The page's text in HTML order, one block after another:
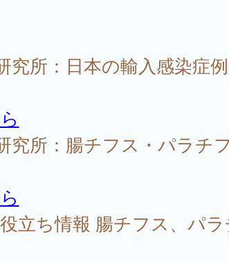
究所：日本の輸入感染症
究所：腸チフス・パラチ
立ち情報 腸チフス、パラ